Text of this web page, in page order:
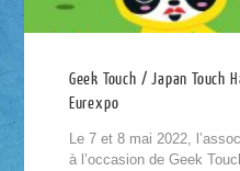
Geek Touch / Japan Touch
Eurexpo
Le 7 et 8 mai 2022,
à l’occasion de Geek